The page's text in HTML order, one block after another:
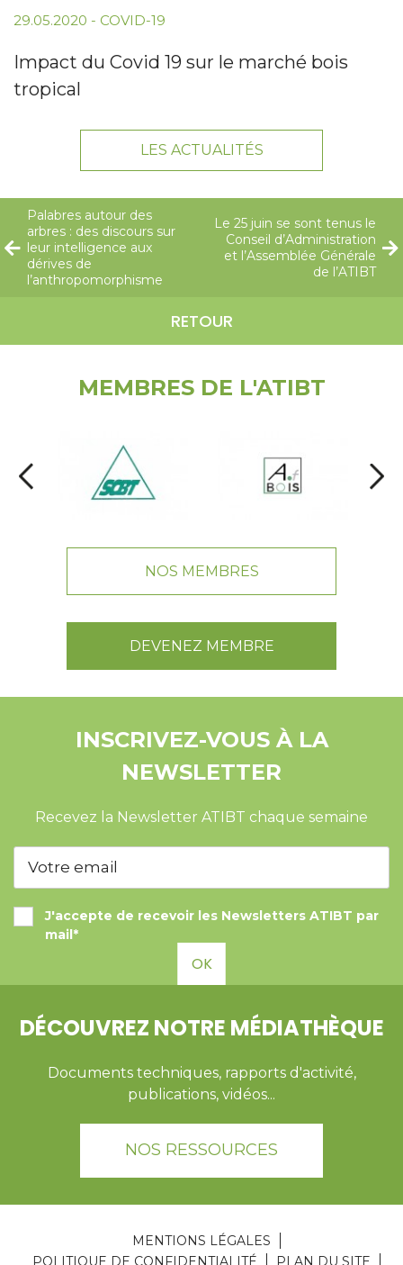
29.05.2020 - COVID-19
Impact du Covid 19 sur le marché bois
tropical
LES ACTUALITÉS
Palabres autour des
arbres : des discours sur
leur intelligence aux
dérives de
l’anthropomorphisme
RETOUR
Le 25 juin se sont tenus le
Conseil d’Administration
et l’Assemblée Générale
de l’ATIBT
MEMBRES DE L'ATIBT
NOS MEMBRES
DEVENEZ MEMBRE
INSCRIVEZ-VOUS À LA
NEWSLETTER
Recevez la Newsletter ATIBT chaque semaine
J'accepte de recevoir les Newsletters ATIBT par
mail*
OK
DÉCOUVREZ NOTRE MÉDIATHÈQUE
Documents techniques, rapports d'activité,
publications, vidéos...
NOS RESSOURCES
MENTIONS LÉGALES